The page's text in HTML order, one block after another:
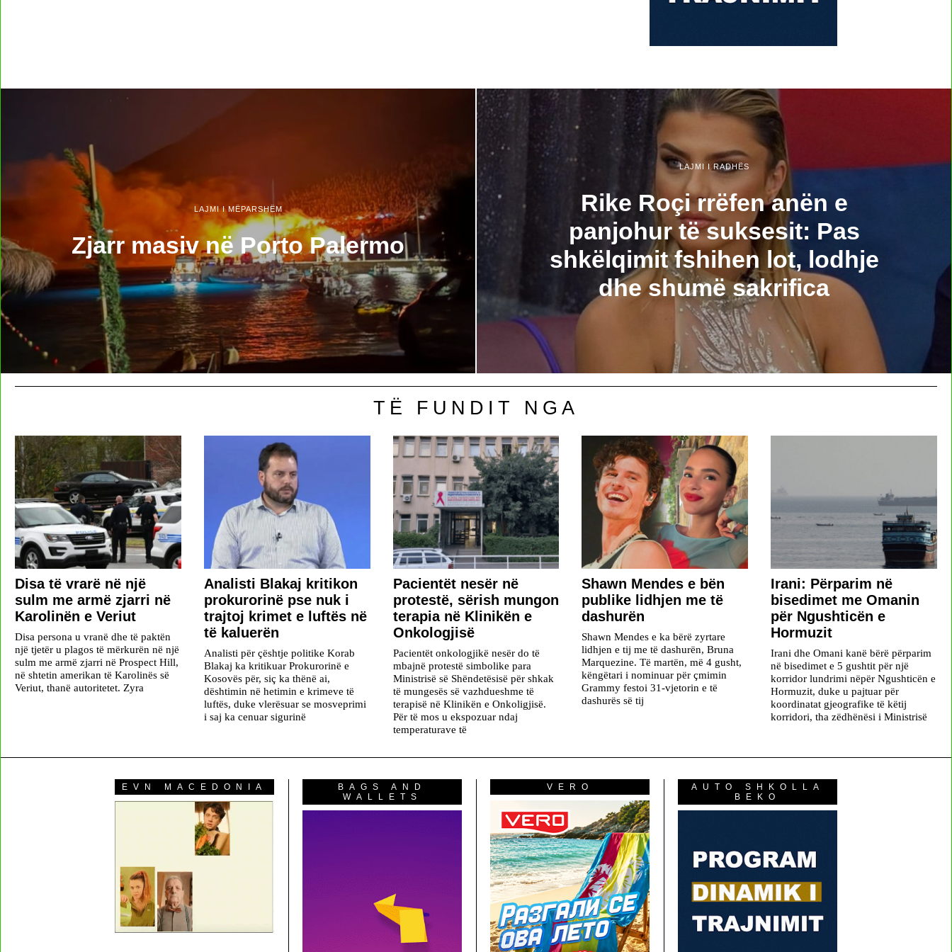
LAJMI I MËPARSHËM
Zjarr masiv në Porto Palermo
LAJMI I RADHËS
Rike Roçi rrëfen anën e
panjohur të suksesit: Pas
shkëlqimit fshihen lot, lodhje
dhe shumë sakrifica
TË FUNDIT NGA
Disa të vrarë në një
sulm me armë zjarri në
Karolinën e Veriut
Disa persona u vranë dhe të paktën
një tjetër u plagos të mërkurën në një
sulm me armë zjarri në Prospect Hill,
në shtetin amerikan të Karolinës së
Veriut, thanë autoritetet. Zyra
​Analisti Blakaj kritikon
prokurorinë pse nuk i
trajtoj krimet e luftës në
të kaluerën
Analisti për çështje politike Korab
Blakaj ka kritikuar Prokurorinë e
Kosovës për, siç ka thënë ai,
dështimin në hetimin e krimeve të
luftës, duke vlerësuar se mosveprimi
i saj ka cenuar sigurinë
Pacientët nesër në
protestë, sërish mungon
terapia në Klinikën e
Onkologjisë
Pacientët onkologjikë nesër do të
mbajnë protestë simbolike para
Ministrisë së Shëndetësisë për shkak
të mungesës së vazhdueshme të
terapisë në Klinikën e Onkoligjisë.
Për të mos u ekspozuar ndaj
temperaturave të
​Shawn Mendes e bën
publike lidhjen me të
dashurën
Shawn Mendes e ka bërë zyrtare
lidhjen e tij me të dashurën, Bruna
Marquezine. Të martën, më 4 gusht,
këngëtari i nominuar për çmimin
Grammy festoi 31-vjetorin e të
dashurës së tij
Irani: Përparim në
bisedimet me Omanin
për Ngushticën e
Hormuzit
Irani dhe Omani kanë bërë përparim
në bisedimet e 5 gushtit për një
korridor lundrimi nëpër Ngushticën e
Hormuzit, duke u pajtuar për
koordinatat gjeografike të këtij
korridori, tha zëdhënësi i Ministrisë
EVN MACEDONIA
BAGS AND
WALLETS
VERO
AUTO SHKOLLA
BEKO